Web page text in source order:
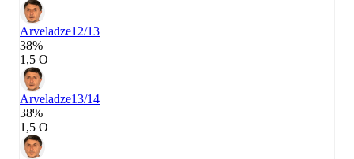
Arveladze12/13
38%
1,5 О
Arveladze13/14
38%
1,5 О